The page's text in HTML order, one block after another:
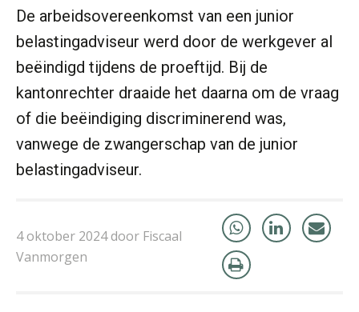
De arbeidsovereenkomst van een junior
belastingadviseur werd door de werkgever al
beëindigd tijdens de proeftijd. Bij de
kantonrechter draaide het daarna om de vraag
of die beëindiging discriminerend was,
vanwege de zwangerschap van de junior
belastingadviseur.
4 oktober 2024 door Fiscaal
Vanmorgen
Hans Tabak
Jurriën van der Heijden